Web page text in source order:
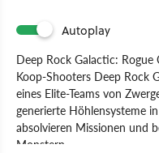
Autoplay
Deep Rock Galactic:
Koop-Shooters Deep Rock
eines Elite-Teams von
generierte Höhlensysteme
absolvieren Missionen und
Monstern.